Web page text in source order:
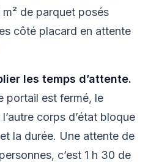
m² de parquet posés
côté placard en attente
les temps d’attente.
portail est fermé, le
corps d’état bloque
la durée. Une attente de
c’est 1 h 30 de